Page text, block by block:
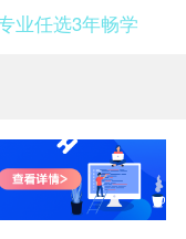
业任选3年畅学